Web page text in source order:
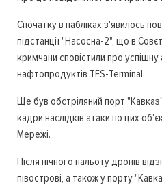
Спочатку в пабліках з'явилось
підстанції "Насосна-2", що в
кримчани сповістили про
нафтопродуктів TES-Terminal.
Ще був обстріляний порт
кадри наслідків атаки по цих
Мережі.
Після нічного нальоту дронів
півострові, а також у порту